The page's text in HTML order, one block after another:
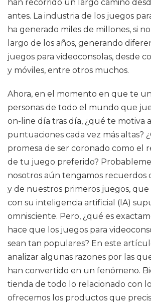
han recorrido un largo camino
antes. La industria de los juegos
ha generado miles de millones, si
largo de los años, generando
juegos para videoconsolas, desde
y móviles, entre otros muchos.
Ahora, en el momento en que te
personas de todo el mundo que
on-line día tras día, ¿qué te motiva
puntuaciones cada vez más altas?
promesa de ser coronado como el
de tu juego preferido?
nosotros aún tengamos recuerdos
y de nuestros primeros juegos,
con su inteligencia artificial (IA)
omnisciente. Pero, ¿qué es
hace que los juegos para
sean tan populares? En este
analizar algunas razones por las
han convertido en un fenómeno.
tienda de todo lo relacionado con
ofrecemos los productos que